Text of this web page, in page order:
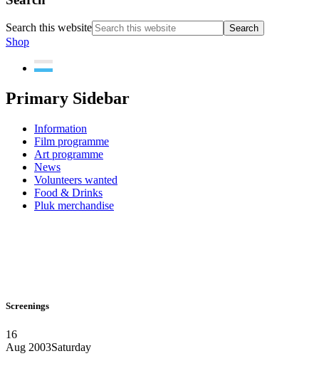
Search this website
Shop
Primary Sidebar
Information
Film programme
Art programme
News
Volunteers wanted
Food & Drinks
Pluk merchandise
Screenings
16
Aug 2003Saturday